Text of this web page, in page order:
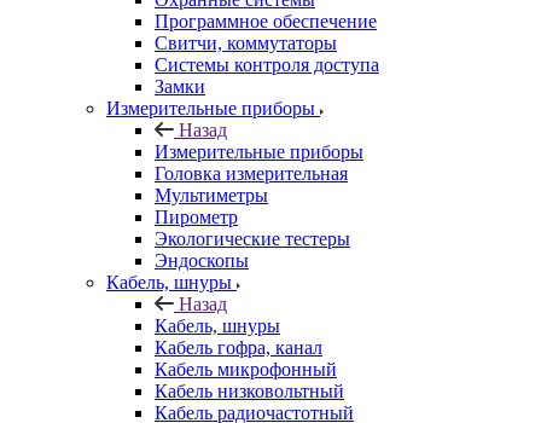
Программное обеспечение
Свитчи, коммутаторы
Системы контроля доступа
Замки
Измерительные приборы
Назад
Измерительные приборы
Головка измерительная
Мультиметры
Пирометр
Экологические тестеры
Эндоскопы
Кабель, шнуры
Назад
Кабель, шнуры
Кабель гофра, канал
Кабель микрофонный
Кабель низковольтный
Кабель радиочастотный